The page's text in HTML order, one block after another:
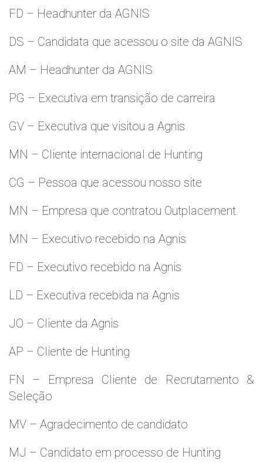
FD – Headhunter da AGNIS
DS – Candidata que acessou o site da AGNIS
AM – Headhunter da AGNIS
PG – Executiva em transição de carreira
GV – Executiva que visitou a Agnis
MN – Cliente internacional de Hunting
CG – Pessoa que acessou nosso site
MN – Empresa que contratou Outplacement
MN – Executivo recebido na Agnis
FD – Executivo recebido na Agnis
LD – Executiva recebida na Agnis
JO – Cliente da Agnis
AP – Cliente de Hunting
FN – Empresa Cliente de Recrutamento &
Seleção
MV – Agradecimento de candidato
MJ – Candidato em processo de Hunting